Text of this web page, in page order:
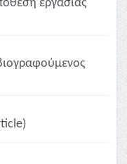
εργασίας